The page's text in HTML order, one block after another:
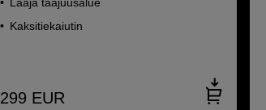
Kaksitiekaiutin
299 EUR